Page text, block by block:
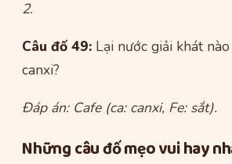
2.
Câu đố 49: Lại nước giải khát
canxi?
Đáp án: Cafe (ca: canxi, Fe: sắt).
Những câu đố mẹo vui hay